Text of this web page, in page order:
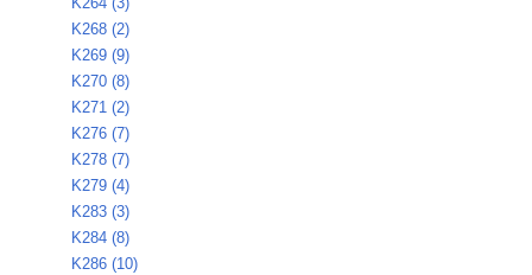
K268 (2)
K269 (9)
K270 (8)
K271 (2)
K276 (7)
K278 (7)
K279 (4)
K283 (3)
K284 (8)
K286 (10)